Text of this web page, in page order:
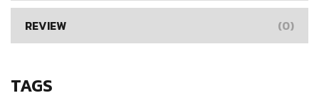
REVIEW (0)
TAGS